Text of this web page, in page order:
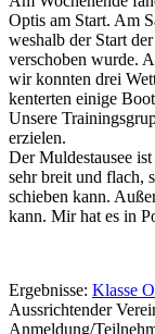
Optis am Start. Am
weshalb der Start
verschoben wurde.
wir konnten drei
kenterten einige
Unsere
erzielen.
Der Muldestausee
sehr breit und flach,
schieben kann.
kann. Mir hat es in
Ergebnisse: Klasse
Aussrichtender
Anmeldung/